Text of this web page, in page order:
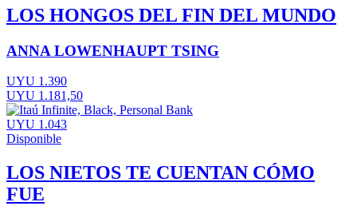
LOS HONGOS DEL FIN DEL MUNDO
ANNA LOWENHAUPT TSING
UYU 1.390
UYU 1.181,50
UYU 1.043
Disponible
LOS NIETOS TE CUENTAN CÓMO
FUE